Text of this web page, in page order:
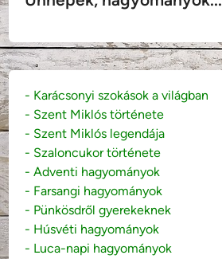
- Karácsonyi szokások a világban
- Szent Miklós története
- Szent Miklós legendája
- Szaloncukor története
- Adventi hagyományok
- Farsangi hagyományok
- Pünkösdről gyerekeknek
- Húsvéti hagyományok
- Luca-napi hagyományok